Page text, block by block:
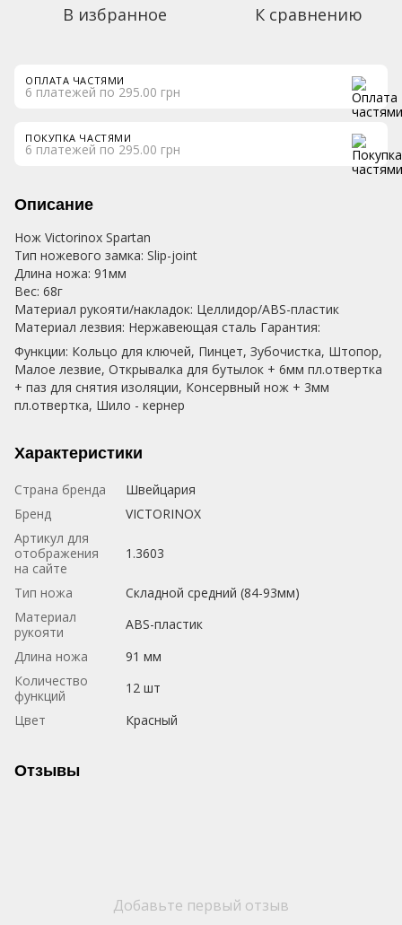
В избранное К сравнению
ОПЛАТА ЧАСТЯМИ
6 платежей по 295.00 грн
ПОКУПКА ЧАСТЯМИ
6 платежей по 295.00 грн
Описание
Нож Victorinox Spartan
Тип ножевого замка: Slip-joint
Длина ножа: 91мм
Вес: 68г
Материал рукояти/накладок: Целлидор/ABS-пластик
Материал лезвия: Нержавеющая сталь Гарантия:
Функции: Кольцо для ключей, Пинцет, Зубочистка, Штопор,
Малое лезвие, Открывалка для бутылок + 6мм пл.отвертка
+ паз для снятия изоляции, Консервный нож + 3мм
пл.отвертка, Шило - кернер
Характеристики
Страна бренда
Швейцария
Бренд
VICTORINOX
Артикул для
отображения
на сайте
1.3603
Тип ножа
Складной средний (84-93мм)
Материал
рукояти
ABS-пластик
Длина ножа
91 мм
Количество
функций
12 шт
Цвет
Красный
Отзывы
Добавьте первый отзыв